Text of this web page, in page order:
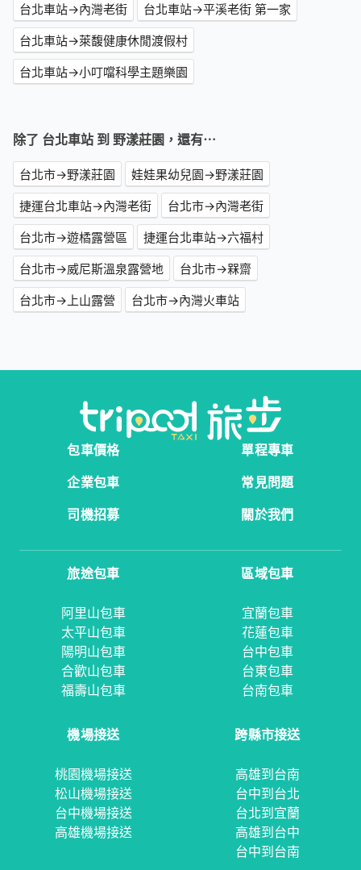
台北車站→內灣老街
台北車站→平溪老街 第一家
台北車站→萊馥健康休閒渡假村
台北車站→小叮噹科學主題樂園
除了 台北車站 到 野漾莊園，還有⋯
台北市→野漾莊園
娃娃果幼兒園→野漾莊園
捷運台北車站→內灣老街
台北市→內灣老街
台北市→遊橘露營區
捷運台北車站→六福村
台北市→威尼斯溫泉露營地
台北市→槑齋
台北市→上山露營
台北市→內灣火車站
包車價格
單程專車
企業包車
常見問題
司機招募
關於我們
旅途包車
阿里山包車
太平山包車
陽明山包車
合歡山包車
福壽山包車
區域包車
宜蘭包車
花蓮包車
台中包車
台東包車
台南包車
機場接送
桃園機場接送
松山機場接送
台中機場接送
高雄機場接送
跨縣市接送
高雄到台南
台中到台北
台北到宜蘭
高雄到台中
台中到台南